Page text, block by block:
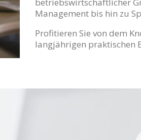
Management bis hin zu
Profitieren Sie von dem
langjährigen praktischen